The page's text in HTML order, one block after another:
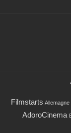
Filmstarts Allemagne
AdoroCinema